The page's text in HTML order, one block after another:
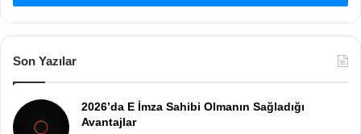
Son Yazılar
2026’da E İmza Sahibi Olmanın Sağladığı
Avantajlar